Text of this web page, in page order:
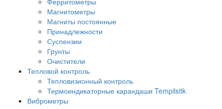
Магнитометры
Магниты постоянные
Принадлежности
Суспензии
Грунты
Очистители
Тепловой контроль
Тепловизионный контроль
Термоиндикаторные карандаши Tempilstik
Виброметры